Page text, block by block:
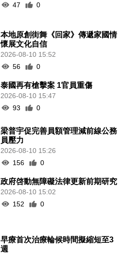
47
0
本地原創街舞《回家》傳遞家國情
懷展文化自信
2026-08-10 15:52
56
0
泰國再有槍擊案 1官員重傷
2026-08-10 15:47
93
0
梁普宇促完善員額管理減前線公務
員壓力
2026-08-10 15:26
156
0
政府啓動無障礙法律更新前期研究
2026-08-10 15:02
152
0
早療首次治療輪候時間擬縮短至3
週